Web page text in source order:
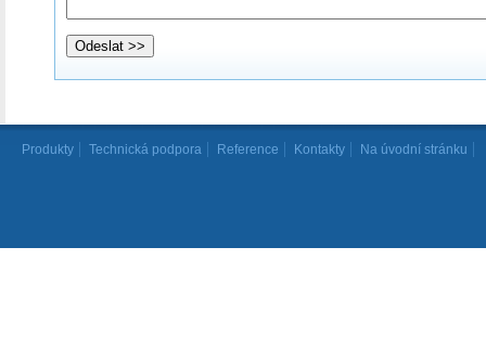
Produkty Technická podpora Reference Kontakty Na úvodní stránku